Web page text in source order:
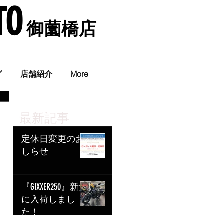
​ 御薗橋店
店舗紹介 More
最新記事
定休日変更のお
しらせ
『GIXXER250』新た
に入荷しまし
た！